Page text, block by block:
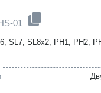
01
SL7, SL8x2, PH1, PH2,